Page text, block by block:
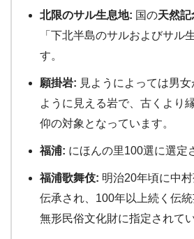
北限のサル生息地: 国の天然記
「下北半島のサルおよびサル
す。
願掛岩: 見ようによっては男
ように見える岩で、古くより
仰の対象となっています。
福浦: にほんの里100選に選定
福浦歌舞伎: 明治20年頃に中
伝承され、100年以上続く伝
無形民俗文化財に指定されてい